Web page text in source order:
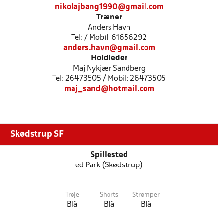
nikolajbang1990@gmail.com
Træner
Anders Havn
Tel: / Mobil: 61656292
anders.havn@gmail.com
Holdleder
Maj Nykjær Sandberg
Tel: 26473505 / Mobil: 26473505
maj_sand@hotmail.com
Skødstrup SF
Spillested
ed Park (Skødstrup)
Trøje
Blå
Shorts
Blå
Strømper
Blå